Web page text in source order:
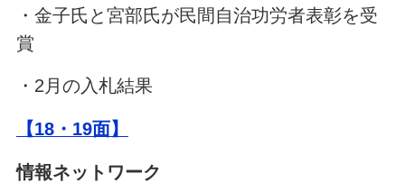
・金子氏と宮部氏が民間自治功労者表彰を受
賞
・2月の入札結果
【18・19面】
情報ネットワーク